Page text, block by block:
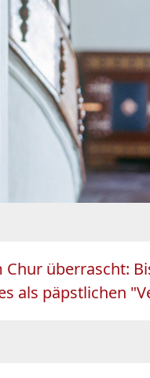
überrascht:
als päpstlichen